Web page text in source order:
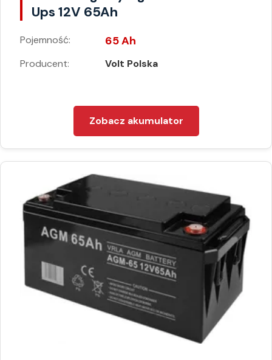
Ups 12V 65Ah
Pojemność: 65 Ah
Producent: Volt Polska
Zobacz akumulator